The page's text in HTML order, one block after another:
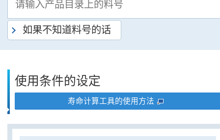
如果不知道料号的话
使用条件的设定
寿命计算工具的使用方法